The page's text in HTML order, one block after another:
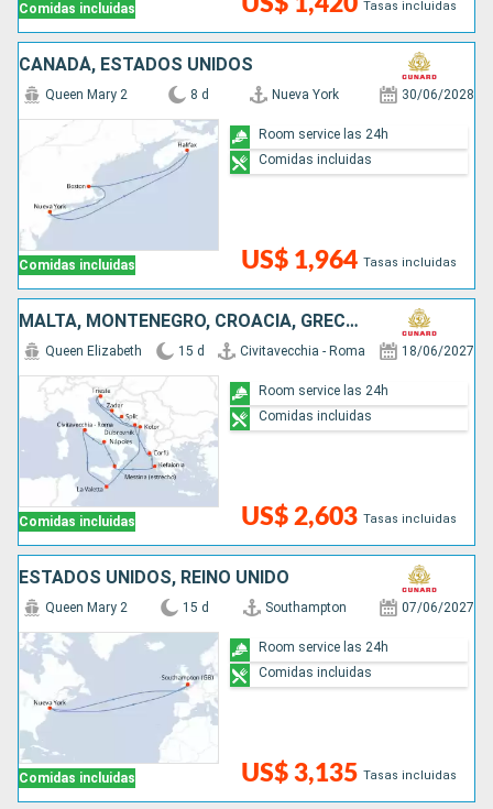
Comidas incluidas Tasas incluidas
CANADÁ, ESTADOS UNIDOS
Comidas incluidas
Queen Mary 2 8 d Nueva York 30/06/2028
US$ 1,964 Tasas incluidas
Room service las 24h
Comidas incluidas
MALTA, MONTENEGRO, CROACIA, GRECIA, ITALIA
Comidas incluidas
Queen Elizabeth 15 d Civitavecchia - Roma 18/06/2027
US$ 2,603 Tasas incluidas
Room service las 24h
Comidas incluidas
ESTADOS UNIDOS, REINO UNIDO
Comidas incluidas
Queen Mary 2 15 d Southampton 07/06/2027
US$ 3,135 Tasas incluidas
Room service las 24h
Comidas incluidas